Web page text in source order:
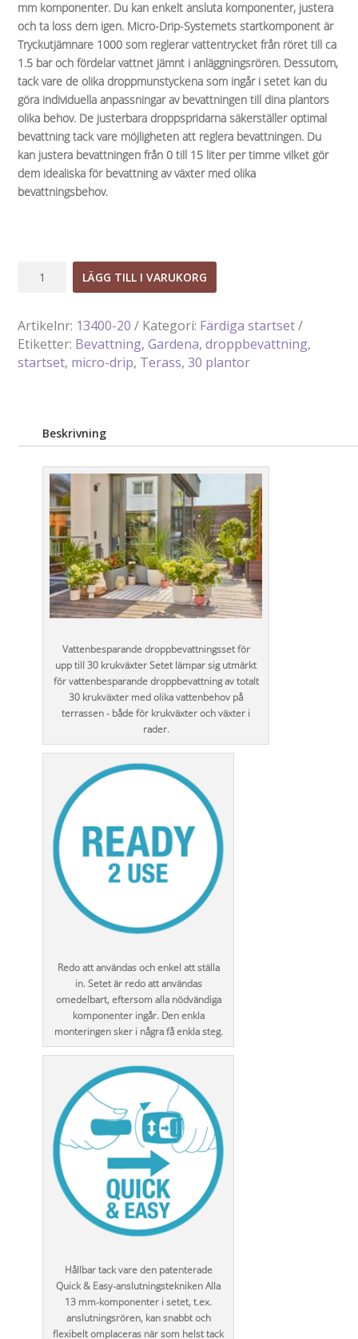
mm komponenter. Du kan enkelt ansluta komponenter, justera
och ta loss dem igen. Micro-Drip-Systemets startkomponent är
Tryckutjämnare 1000 som reglerar vattentrycket från röret till ca
1.5 bar och fördelar vattnet jämnt i anläggningsrören. Dessutom,
tack vare de olika droppmunstyckena som ingår i setet kan du
göra individuella anpassningar av bevattningen till dina plantors
olika behov. De justerbara droppspridarna säkerställer optimal
bevattning tack vare möjligheten att reglera bevattningen. Du
kan justera bevattningen från 0 till 15 liter per timme vilket gör
dem idealiska för bevattning av växter med olika
bevattningsbehov.
Micro-
Terrass
(30
plantor)
LÄGG TILL I VARUKORG
Artikelnr: 13400-20 Kategori: Färdiga startset
Etiketter: Bevattning,Gardena,droppbevattning,
startset, micro-drip, Terass,30 plantor
Beskrivning
Vattenbesparande droppbevattningsset för
upp till 30 krukväxter Setet lämpar sig utmärkt
för vattenbesparande droppbevattning av totalt
30 krukväxter med olika vattenbehov på
terrassen - både för krukväxter och växter i
rader.
Redo att användas och enkel att ställa
in. Setet är redo att användas
omedelbart, eftersom alla nödvändiga
komponenter ingår. Den enkla
monteringen sker i några få enkla steg.
Hållbar tack vare den patenterade
Quick & Easy-anslutningstekniken Alla
13 mm-komponenter i setet, t.ex.
anslutningsrören, kan snabbt och
flexibelt omplaceras när som helst tack